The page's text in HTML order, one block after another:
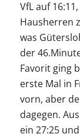
VfL auf
Hausherren
was
der
Favorit ging
erste Mal in
vorn, aber
dagegen.
ein 27:25